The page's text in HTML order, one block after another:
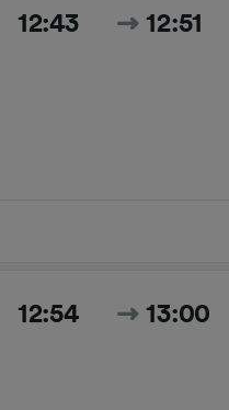
12:43 12:51
12:54 13:00